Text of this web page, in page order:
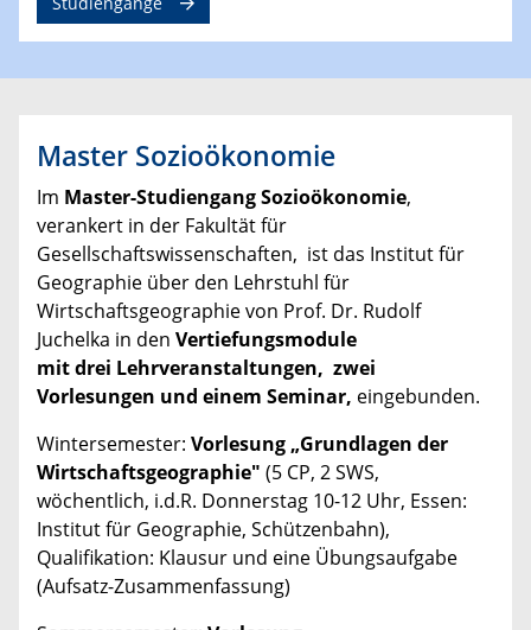
Master Sozioökonomie
Im Master-Studiengang Sozioökonomie,
verankert in der Fakultät für
Gesellschaftswissenschaften, ist das Institut für
Geographie über den Lehrstuhl für
Wirtschaftsgeographie von Prof. Dr. Rudolf
Juchelka in den Vertiefungsmodule
mit drei Lehrveranstaltungen, zwei
Vorlesungen und einem Seminar, eingebunden.
Wintersemester: Vorlesung „Grundlagen der
Wirtschaftsgeographie" (5 CP, 2 SWS,
wöchentlich, i.d.R. Donnerstag 10-12 Uhr, Essen:
Institut für Geographie, Schützenbahn),
Qualifikation: Klausur und eine Übungsaufgabe
(Aufsatz-Zusammenfassung)